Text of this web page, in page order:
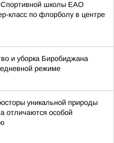
Спортивной школы ЕАО
класс по флорболу в центре
и уборка Биробиджана
режиме
уникальной природы
отличаются особой